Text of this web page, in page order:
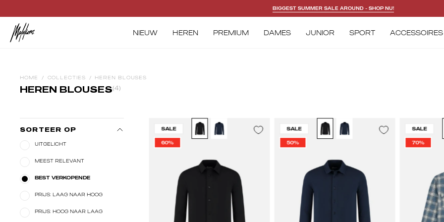
to
content
NIEUW HEREN PREMIUM DAMES JUNIOR SPORT ACCESSOIRES
HOME / COLLECTIES / HEREN BLOUSES
HEREN BLOUSES(4)
SORTEER OP
UITGELICHT
MEEST RELEVANT
BEST VERKOPENDE
PRIJS: LAAG NAAR HOOG
PRIJS: HOOG NAAR LAAG
Malelions
Men
Shirt
Black
SALE
60%
Malelions
Men
Shirt
|
SALE
50%
SALE
70%